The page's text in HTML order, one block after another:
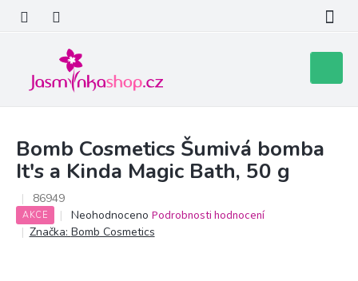
obsah
košík
Bomb Cosmetics Šumivá bomba
It's a Kinda Magic Bath, 50 g
86949
AKCE
Průměrné
hodnocení
Neohodnoceno Podrobnosti hodnocení
Značka: Bomb Cosmetics